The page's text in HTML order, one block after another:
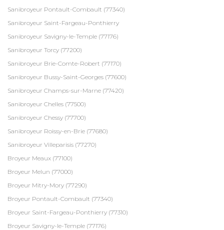
Sanibroyeur Pontault-Combault (77340)
Sanibroyeur Saint-Fargeau-Ponthierry
Sanibroyeur Savigny-le-Temple (77176)
Sanibroyeur Torcy (77200)
Sanibroyeur Brie-Comte-Robert (77170)
Sanibroyeur Bussy-Saint-Georges (77600)
Sanibroyeur Champs-sur-Marne (77420)
Sanibroyeur Chelles (77500)
Sanibroyeur Chessy (77700)
Sanibroyeur Roissy-en-Brie (77680)
Sanibroyeur Villeparisis (77270)
Broyeur Meaux (77100)
Broyeur Melun (77000)
Broyeur Mitry-Mory (77290)
Broyeur Pontault-Combault (77340)
Broyeur Saint-Fargeau-Ponthierry (77310)
Broyeur Savigny-le-Temple (77176)